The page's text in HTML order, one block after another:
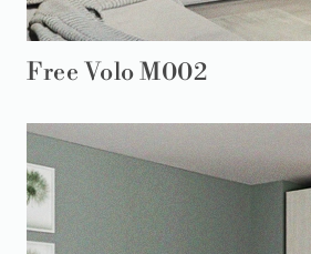
Free Volo M002